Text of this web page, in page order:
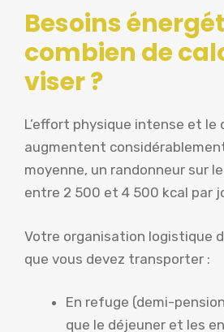
Besoins
combien de
viser ?
L’effort physique intense et le
augmentent
moyenne, un randonneur sur
entre 2 500 et 4 500 kcal par
Votre organisation logistique
que vous devez transporter :
En refuge (demi-
que le déjeuner et les